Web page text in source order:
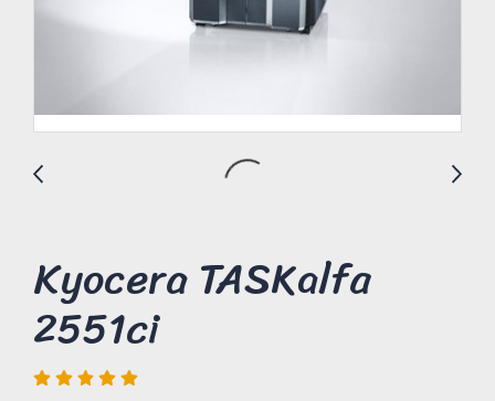
Kyocera TASKalfa
2551ci